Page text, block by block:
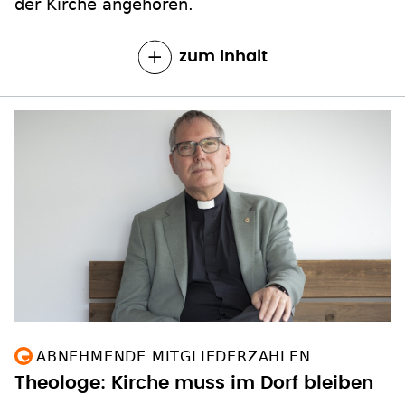
der Kirche angehören.
zum Inhalt
ABNEHMENDE MITGLIEDERZAHLEN
Theologe: Kirche muss im Dorf bleiben